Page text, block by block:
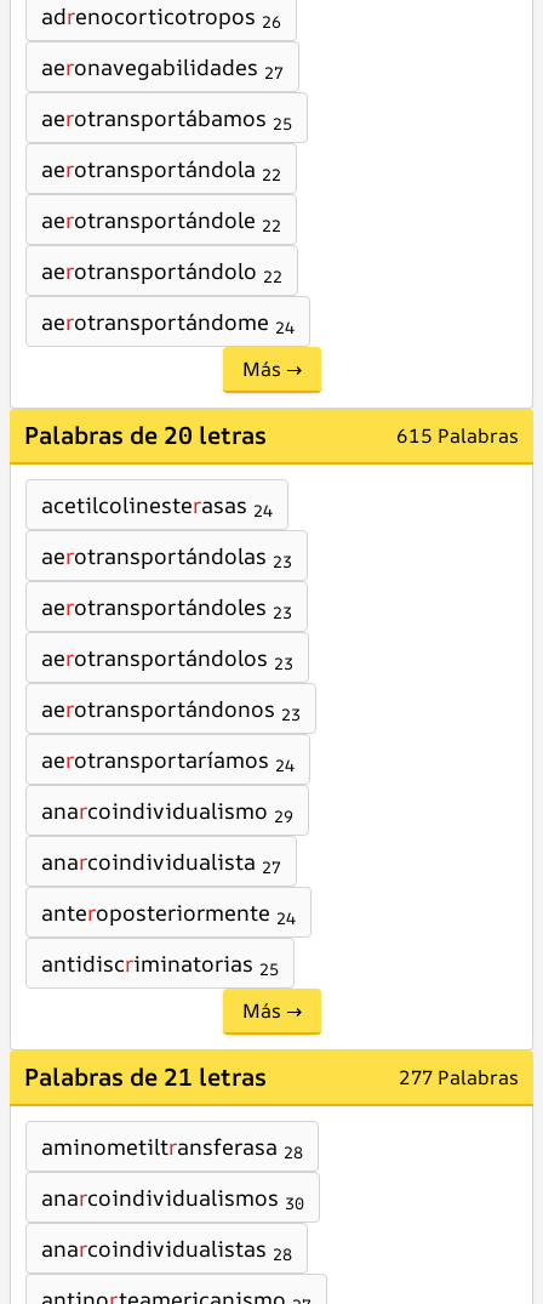
adrenocorticotropos 26
aeronavegabilidades 27
aerotransportábamos 25
aerotransportándola 22
aerotransportándole 22
aerotransportándolo 22
aerotransportándome 24
Más →
Palabras de 20 letras 615 Palabras
acetilcolinesterasas 24
aerotransportándolas 23
aerotransportándoles 23
aerotransportándolos 23
aerotransportándonos 23
aerotransportaríamos 24
anarcoindividualismo 29
anarcoindividualista 27
anteroposteriormente 24
antidiscriminatorias 25
Más →
Palabras de 21 letras 277 Palabras
aminometiltransferasa 28
anarcoindividualismos 30
anarcoindividualistas 28